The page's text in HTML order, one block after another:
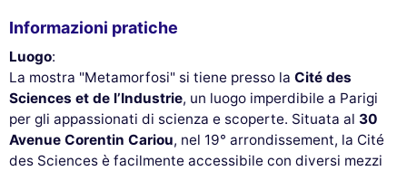
Informazioni pratiche
Luogo:
La mostra "Metamorfosi" si tiene presso la Cité des
Sciences et de l’Industrie, un luogo imperdibile a Parigi
per gli appassionati di scienza e scoperte. Situata al 30
Avenue Corentin Cariou, nel 19° arrondissement, la Cité
des Sciences è facilmente accessibile con diversi mezzi